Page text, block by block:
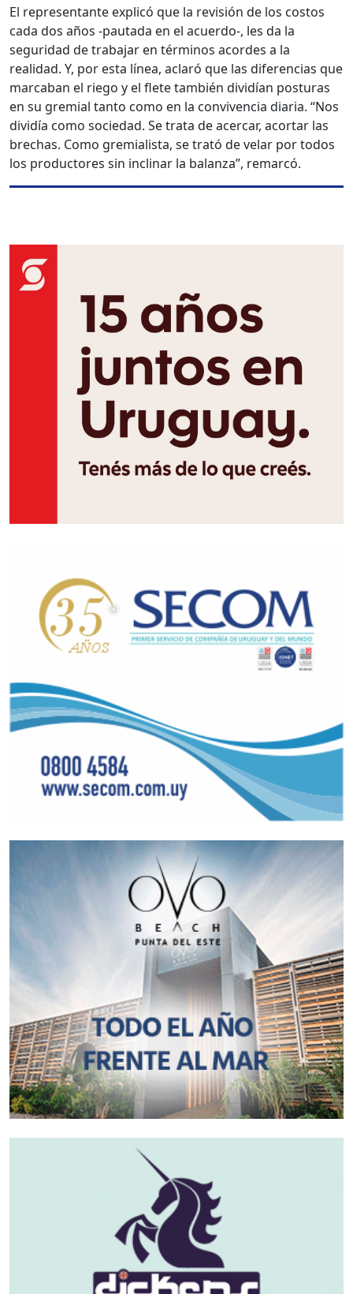
El representante explicó que la revisión de los costos
cada dos años -pautada en el acuerdo-, les da la
seguridad de trabajar en términos acordes a la
realidad. Y, por esta línea, aclaró que las diferencias que
marcaban el riego y el flete también dividían posturas
en su gremial tanto como en la convivencia diaria. “Nos
dividía como sociedad. Se trata de acercar, acortar las
brechas. Como gremialista, se trató de velar por todos
los productores sin inclinar la balanza”, remarcó.